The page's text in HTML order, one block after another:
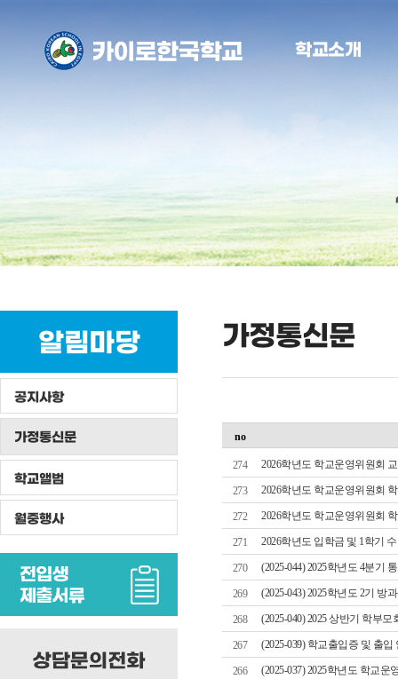
학교소개
알림마당
공지사항
가정통신문
학교앨범
월중행사
가정통신문
no
274 2026학년도 학교운영위원회
273 2026학년도 학교운영위원회
272 2026학년도 학교운영위원회
271 2026학년도 입학금 및 1학기
270 (2025-044) 2025학년도 4분기
269 (2025-043) 2025학년도 2기 방
268 (2025-040) 2025 상반기 학부
267 (2025-039) 학교출입증 및 출입
266 (2025-037) 2025학년도 학교